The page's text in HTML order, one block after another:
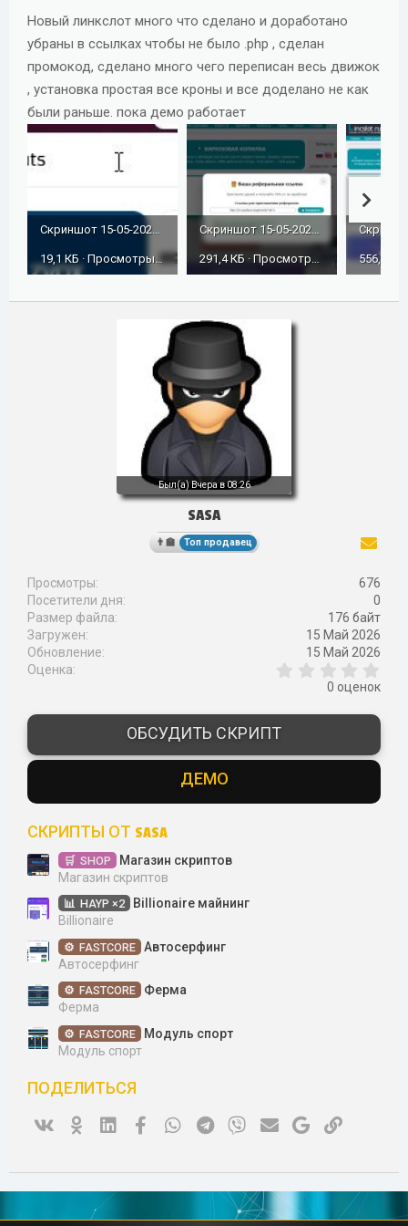
н
и
я
Новый линкслот много что сделано и доработано
убраны в ссылках чтобы не было .php , сделан
промокод, сделано много чего переписан весь движок
, установка простая все кроны и все доделано не как
были раньше. пока демо работает
Скриншот 15-05-2026 082953.jpg
19,1 КБ · Просмотры: 133
Скриншот 15-05-2026 082935.jpg
291,4 КБ · Просмотры: 118
Был(а)Вчера в 08:26
SASA
Топ продавец
Просмотры
676
Посетители дня
0
Размер файла
176 байт
Загружен
15 Май 2026
Обновление
15 Май 2026
Оценка
,
з
в
з
0 оценок
ОБСУДИТЬ СКРИПТ
ДЕМО
СКРИПТЫ ОТ SASA
SHOP
Магазин скриптов
Магазин скриптов
HAYP ×2
Billionaire майнинг
Billionaire
FASTCORE Автосерфинг
Автосерфинг
FASTCORE
Ферма
Ферма
FASTCORE
Модуль спорт
Модуль спорт
ПОДЕЛИТЬСЯ
Ok Linked InFacebookWhatsAppTelegram
Viber Электронная почта
Google